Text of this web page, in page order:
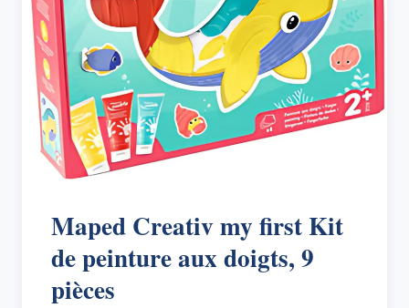
Maped Creativ my first Kit
de peinture aux doigts, 9
pièces